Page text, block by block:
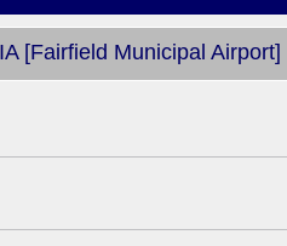
[Fairfield Municipal Airport]